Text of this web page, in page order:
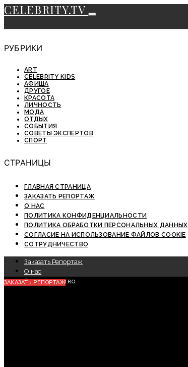
CELEBRITY.TV
РУБРИКИ
ART
CELEBRITY KIDS
АФИША
ДРУГОЕ
КРАСОТА
ЛИЧНОСТЬ
МОДА
ОТДЫХ
СОБЫТИЯ
СОВЕТЫ ЭКСПЕРТОВ
СПОРТ
СТРАНИЦЫ
ГЛАВНАЯ СТРАНИЦА
ЗАКАЗАТЬ РЕПОРТАЖ
О НАС
ПОЛИТИКА КОНФИДЕНЦИАЛЬНОСТИ
ПОЛИТИКА ОБРАБОТКИ ПЕРСОНАЛЬНЫХ ДАННЫХ
СОГЛАСИЕ НА ИСПОЛЬЗОВАНИЕ ФАЙЛОВ COOKIE
СОТРУДНИЧЕСТВО
Заказать Репортаж
О нас
Сотрудничество
ЗАКАЗАТЬ РЕПОРТАЖ